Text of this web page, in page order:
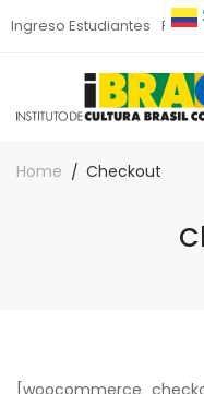
Ingreso Estudiantes
Home Checkout